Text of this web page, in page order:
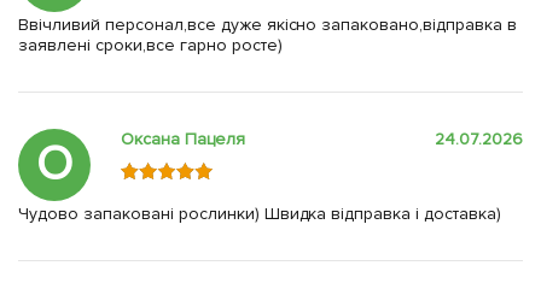
Ввічливий персонал,все дуже якісно запаковано,відправка в
заявлені сроки,все гарно росте)
О Оксана Пацеля 24.07.2026
Чудово запаковані рослинки) Швидка відправка і доставка)